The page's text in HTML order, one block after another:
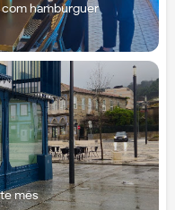
com hambúrguer
mês